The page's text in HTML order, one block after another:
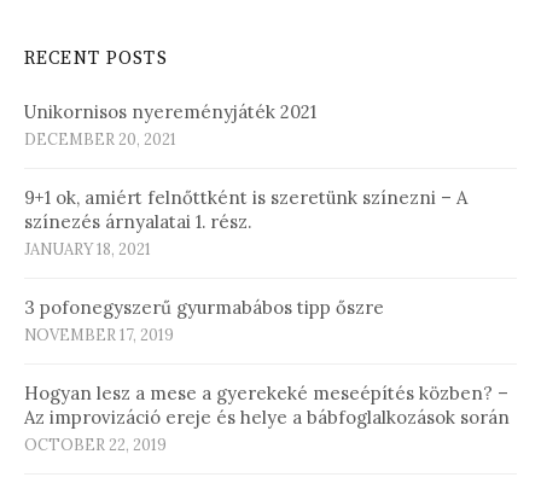
RECENT POSTS
Unikornisos nyereményjáték 2021
DECEMBER 20, 2021
9+1 ok, amiért felnőttként is szeretünk színezni – A
színezés árnyalatai 1. rész.
JANUARY 18, 2021
3 pofonegyszerű gyurmabábos tipp őszre
NOVEMBER 17, 2019
Hogyan lesz a mese a gyerekeké meseépítés közben? –
Az improvizáció ereje és helye a bábfoglalkozások során
OCTOBER 22, 2019